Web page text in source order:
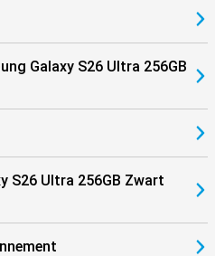
Galaxy S26 Ultra 256GB
S26 Ultra 256GB Zwart